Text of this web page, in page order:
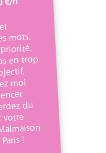
mots.
en trop
moi
du
!